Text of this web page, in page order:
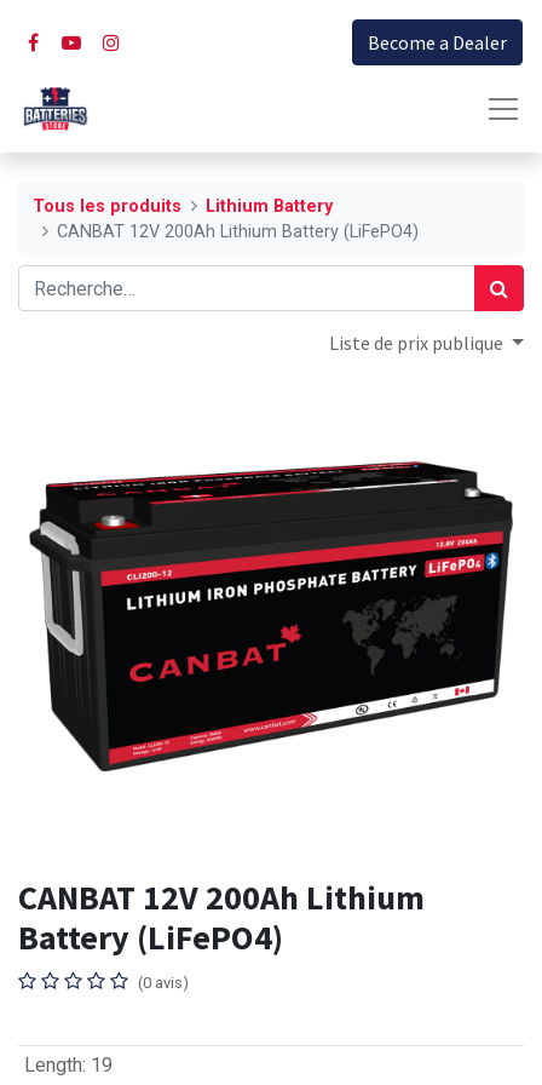
Become a Dealer
Tous les produits
Lithium Battery
CANBAT 12V 200Ah Lithium Battery (LiFePO4)
Liste de prix publique
CANBAT 12V 200Ah Lithium
Battery (LiFePO4)
(0 avis)
Length: 19